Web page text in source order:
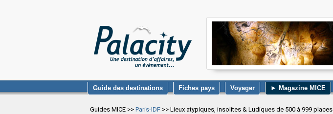
Guide des destinations Fiches pays Voyager ► Magazine MICE
Guides MICE >> Paris-IDF >> Lieux atypiques, insolites & Ludiques de 500 à 999 places